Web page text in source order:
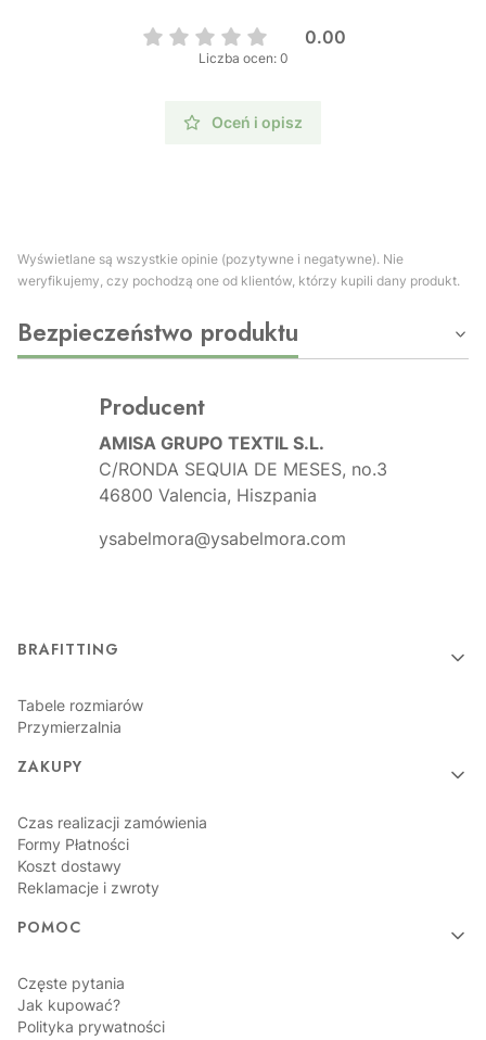
0.00
Liczba ocen: 0
Oceń i opisz
Wyświetlane są wszystkie opinie (pozytywne i negatywne). Nie
weryfikujemy, czy pochodzą one od klientów, którzy kupili dany produkt.
Bezpieczeństwo produktu
Producent
AMISA GRUPO TEXTIL S.L.
C/RONDA SEQUIA DE MESES, no.3
46800 Valencia, Hiszpania
ysabelmora@ysabelmora.com
Linki w stopce
BRAFITTING
Tabele rozmiarów
Przymierzalnia
ZAKUPY
Czas realizacji zamówienia
Formy Płatności
Koszt dostawy
Reklamacje i zwroty
POMOC
Częste pytania
Jak kupować?
Polityka prywatności